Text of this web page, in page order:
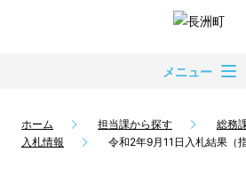
メニュー
ホーム 担当課から探す
総務
入札情報
令和2年9月11日入札結果（